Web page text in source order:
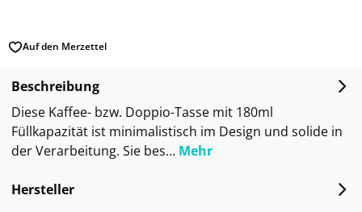
Auf den Merzettel
Beschreibung
Diese Kaffee- bzw. Doppio-Tasse mit 180ml
Füllkapazität ist minimalistisch im Design und solide in
der Verarbeitung. Sie bes… Mehr
Hersteller